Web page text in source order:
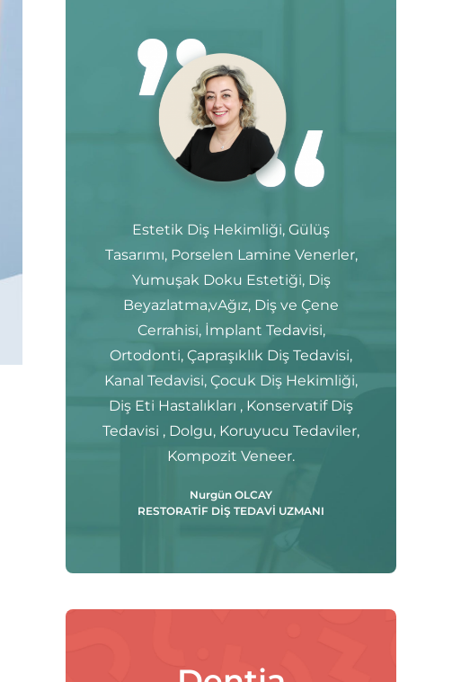
Estetik Diş Hekimliği, Gülüş
Tasarımı, Porselen Lamine Venerler,
Yumuşak Doku Estetiği, Diş
Beyazlatma,vAğız, Diş ve Çene
Cerrahisi, İmplant Tedavisi,
Ortodonti, Çapraşıklık Diş Tedavisi,
Kanal Tedavisi, Çocuk Diş Hekimliği,
Diş Eti Hastalıkları , Konservatif Diş
Tedavisi , Dolgu, Koruyucu Tedaviler,
Kompozit Veneer.
Nurgün OLCAY
RESTORATİF DİŞ TEDAVİ UZMANI